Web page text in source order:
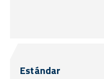
Estándar